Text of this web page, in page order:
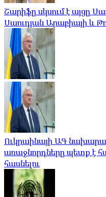
Շարիֆը սկսում է այցը
Սաուդյան Արաբիայի և
Ուկրաինայի ԱԳ
առաջնորդները պետք է
հասնելու